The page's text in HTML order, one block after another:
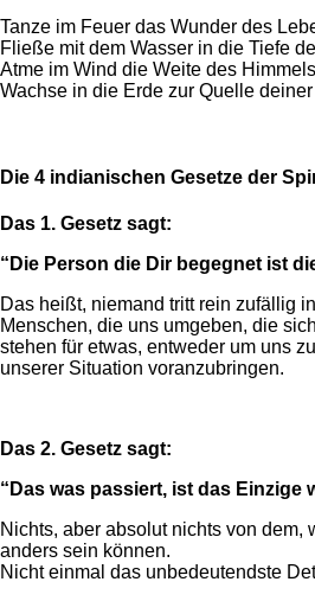
Tanze im Feuer das Wunder des
Fließe mit dem Wasser in die Tiefe
Atme im Wind die Weite des
Wachse in die Erde zur Quelle deiner
Die 4 indianischen Gesetze der
Das 1. Gesetz sagt:
“Die Person die Dir begegnet ist
Das heißt, niemand tritt rein zufällig
Menschen, die uns umgeben, die
stehen für etwas, entweder um uns
unserer Situation voranzubringen.
Das 2. Gesetz sagt:
“Das was passiert, ist das Einzige
Nichts, aber absolut nichts von dem,
anders sein können.
Nicht einmal das unbedeutendste